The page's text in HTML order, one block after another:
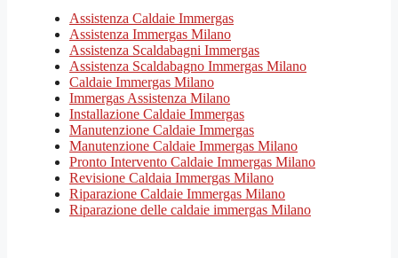
Assistenza Caldaie Immergas
Assistenza Immergas Milano
Assistenza Scaldabagni Immergas
Assistenza Scaldabagno Immergas Milano
Caldaie Immergas Milano
Immergas Assistenza Milano
Installazione Caldaie Immergas
Manutenzione Caldaie Immergas
Manutenzione Caldaie Immergas Milano
Pronto Intervento Caldaie Immergas Milano
Revisione Caldaia Immergas Milano
Riparazione Caldaie Immergas Milano
Riparazione delle caldaie immergas Milano